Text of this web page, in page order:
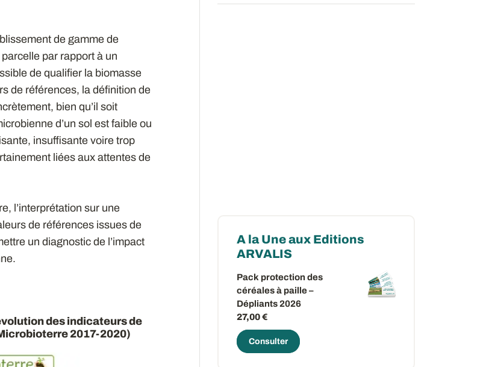
de gamme de
par rapport à un
de qualifier la biomasse
de références, la définition de
bien qu’il soit
d’un sol est faible ou
insuffisante voire trop
liées aux attentes de
l’interprétation sur une
de références issues de
un diagnostic de l’impact
des indicateurs de
2017-2020)
A la Une aux Editions
ARVALIS
Pack protection des
céréales à paille –
Dépliants 2026
27,00 €
Consulter